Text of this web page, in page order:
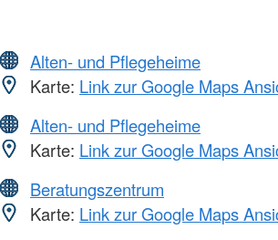
Alten- und Pflegeheime
Karte: Link zur Google Maps
Alten- und Pflegeheime
Karte: Link zur Google Maps
Beratungszentrum
Karte: Link zur Google Maps